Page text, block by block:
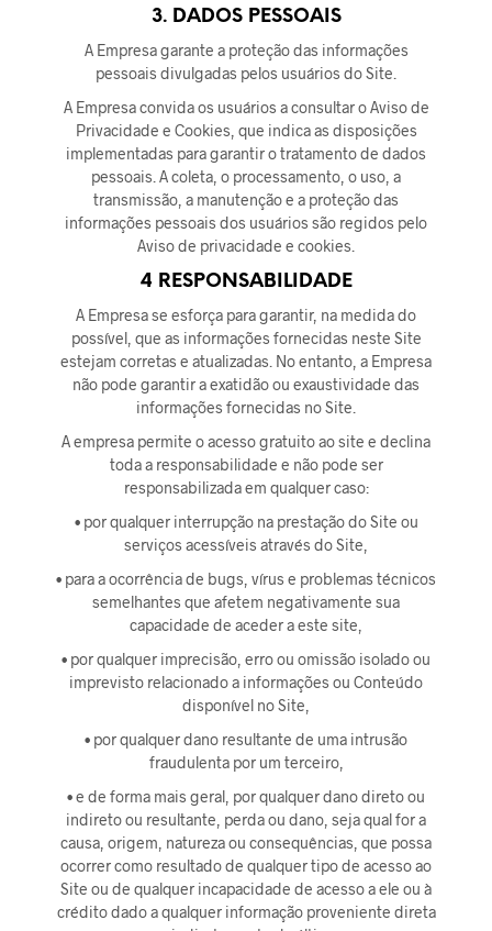
3. DADOS PESSOAIS
A Empresa garante a proteção das informações
pessoais divulgadas pelos usuários do Site.
A Empresa convida os usuários a consultar o Aviso de
Privacidade e Cookies, que indica as disposições
implementadas para garantir o tratamento de dados
pessoais. A coleta, o processamento, o uso, a
transmissão, a manutenção e a proteção das
informações pessoais dos usuários são regidos pelo
Aviso de privacidade e cookies.
4 RESPONSABILIDADE
A Empresa se esforça para garantir, na medida do
possível, que as informações fornecidas neste Site
estejam corretas e atualizadas. No entanto, a Empresa
não pode garantir a exatidão ou exaustividade das
informações fornecidas no Site.
A empresa permite o acesso gratuito ao site e declina
toda a responsabilidade e não pode ser
responsabilizada em qualquer caso:
• por qualquer interrupção na prestação do Site ou
serviços acessíveis através do Site,
• para a ocorrência de bugs, vírus e problemas técnicos
semelhantes que afetem negativamente sua
capacidade de aceder a este site,
• por qualquer imprecisão, erro ou omissão isolado ou
imprevisto relacionado a informações ou Conteúdo
disponível no Site,
• por qualquer dano resultante de uma intrusão
fraudulenta por um terceiro,
• e de forma mais geral, por qualquer dano direto ou
indireto ou resultante, perda ou dano, seja qual for a
causa, origem, natureza ou consequências, que possa
ocorrer como resultado de qualquer tipo de acesso ao
Site ou de qualquer incapacidade de acesso a ele ou à
crédito dado a qualquer informação proveniente direta